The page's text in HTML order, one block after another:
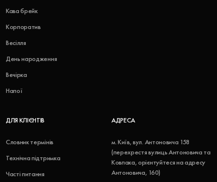
Кава брейк
Корпоратив
Весілля
День народження
Вечірка
Напої
ДЛЯ КЛІЄНТІВ
Словник термінів
Технічна підтримка
Часті питання
АДРЕСА
м. Київ, вул. Антоновича 158
(перехрестя вулиць Антоновича та
Ковпака, орієнтуйтеся на адресу
Антоновича, 160)